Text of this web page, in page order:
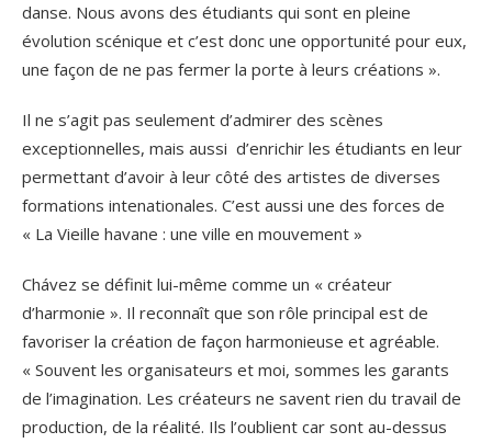
danse. Nous avons des étudiants qui sont en pleine
évolution scénique et c’est donc une opportunité pour eux,
une façon de ne pas fermer la porte à leurs créations ».
Il ne s’agit pas seulement d’admirer des scènes
exceptionnelles, mais aussi d’enrichir les étudiants en leur
permettant d’avoir à leur côté des artistes de diverses
formations intenationales. C’est aussi une des forces de
« La Vieille havane : une ville en mouvement »
Chávez se définit lui-même comme un « créateur
d’harmonie ». Il reconnaît que son rôle principal est de
favoriser la création de façon harmonieuse et agréable.
« Souvent les organisateurs et moi, sommes les garants
de l’imagination. Les créateurs ne savent rien du travail de
production, de la réalité. Ils l’oublient car sont au-dessus